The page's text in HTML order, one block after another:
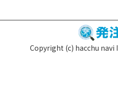
Copyright (c) hacchu navi